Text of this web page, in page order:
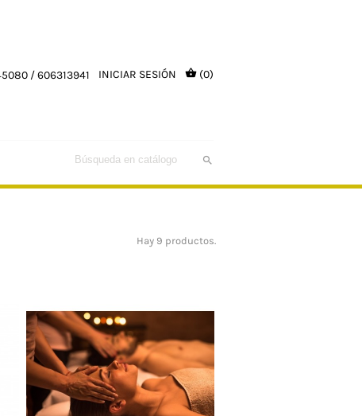
/ 606313941 INICIAR SESIÓN  (0)

Hay 9 productos.